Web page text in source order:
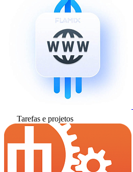
Tarefas e projetos